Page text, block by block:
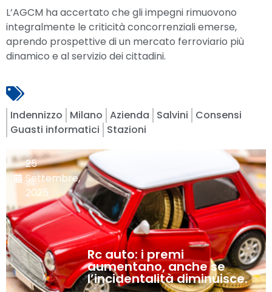
L’AGCM ha accertato che gli impegni rimuovono
integralmente le criticità concorrenziali emerse,
aprendo prospettive di un mercato ferroviario più
dinamico e al servizio dei cittadini.
Indennizzo Milano Azienda Salvini
Consensi
Guasti informatici
Stazioni
25
Settembre,
2025
Rc auto: i premi
aumentano, anche se
l’incidentalità diminuisce.